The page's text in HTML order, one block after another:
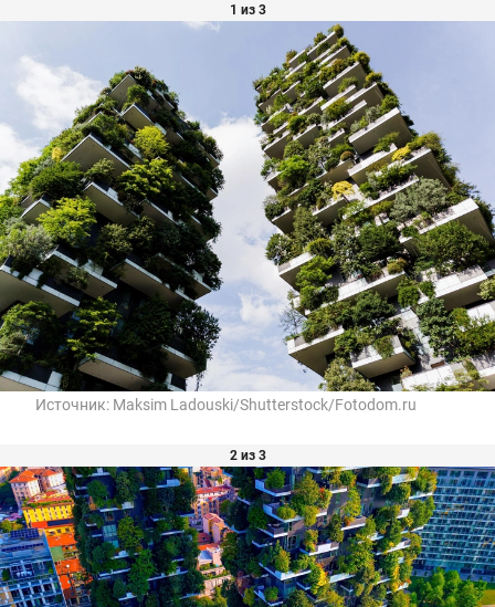
1 из 3
Источник: Maksim Ladouski/Shutterstock/Fotodom.ru
2 из 3